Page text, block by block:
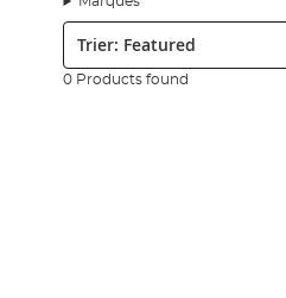
Trier:
0 Products found